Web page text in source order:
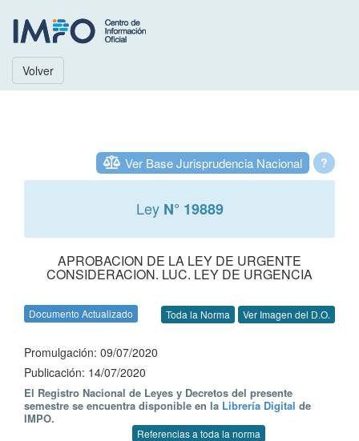
Volver
?
Ver Base Jurisprudencia Nacional
Ley N° 19889
APROBACION DE LA LEY DE URGENTE
CONSIDERACION. LUC. LEY DE URGENCIA
Documento Actualizado Toda la Norma Ver Imagen del D.O.
Promulgación: 09/07/2020
Publicación: 14/07/2020
El Registro Nacional de Leyes y Decretos del presente
semestre se encuentra disponible en la Librería Digital de
IMPO.
Referencias a toda la norma